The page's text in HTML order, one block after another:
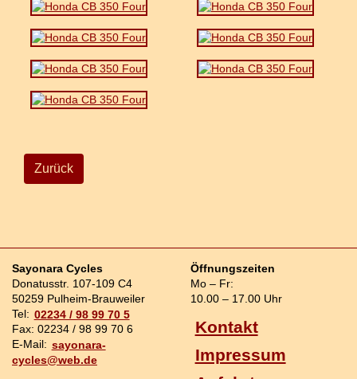
Zurück
Sayonara Cycles
Donatusstr. 107-109 C4
50259 Pulheim-Brauweiler
Tel: 02234 / 98 99 70 5
Fax: 02234 / 98 99 70 6
E-Mail: sayonara-
cycles@web.de
Öffnungszeiten
Mo – Fr:
10.00 – 17.00 Uhr
Kontakt
Impressum